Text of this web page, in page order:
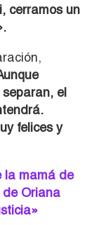
cerramos un
el
felices y
la mamá de
Oriana